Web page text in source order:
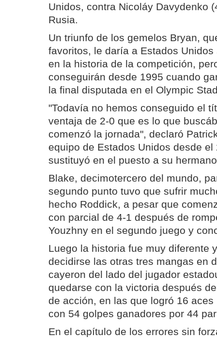
Unidos, contra Nicoláy Davydenko
Rusia.
Un triunfo de los gemelos Bryan,
favoritos, le daría a Estados
en la historia de la competición,
conseguirán desde 1995 cuando
la final disputada en el Olympic
"Todavía no hemos conseguido el
ventaja de 2-0 que es lo que
comenzó la jornada", declaró
equipo de Estados Unidos desde el
sustituyó en el puesto a su
Blake, decimotercero del mundo,
segundo punto tuvo que sufrir
hecho Roddick, a pesar que
con parcial de 4-1 después de
Youzhny en el segundo juego y
Luego la historia fue muy diferente
decidirse las otras tres mangas en
cayeron del lado del jugador
quedarse con la victoria después
de acción, en las que logró 16 aces
con 54 golpes ganadores por 44
En el capítulo de los errores sin